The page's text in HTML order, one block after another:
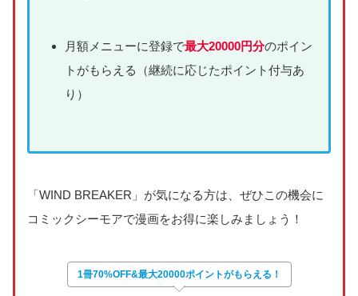
月額メニューに登録で最大20000円分のポイン
トがもらえる（継続に応じたポイント付与あ
り）
「WIND BREAKER」が気になる方は、ぜひこの機会に
コミックシーモアで漫画をお得に楽しみましょう！
1冊70%OFF&最大20000ポイントがもらえる！